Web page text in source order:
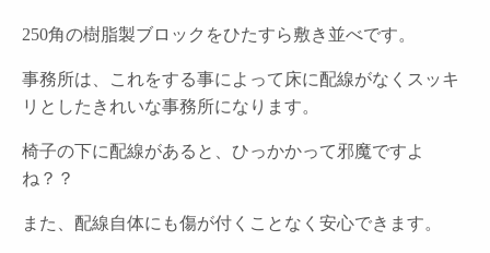
250角の樹脂製ブロックをひたすら敷き並べです。
事務所は、これをする事によって床に配線がなくスッキ
リとしたきれいな事務所になります。
椅子の下に配線があると、ひっかかって邪魔ですよ
ね？？
また、配線自体にも傷が付くことなく安心できます。